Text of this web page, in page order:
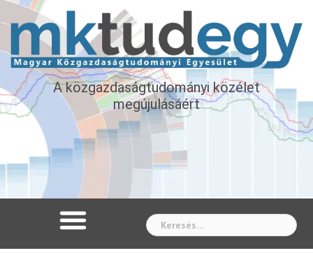
A közgazdaságtudományi közélet
megújulásáért